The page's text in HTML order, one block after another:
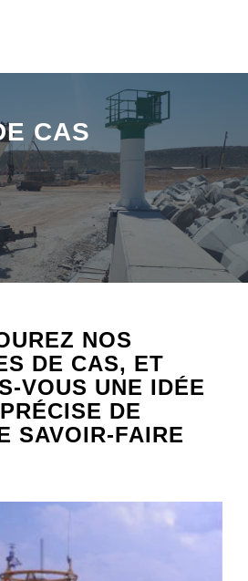
CAS
NOS
DE CAS, ET
VOUS UNE IDÉE
DE
SAVOIR-FAIRE